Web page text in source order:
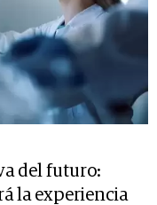
del futuro:
la experiencia